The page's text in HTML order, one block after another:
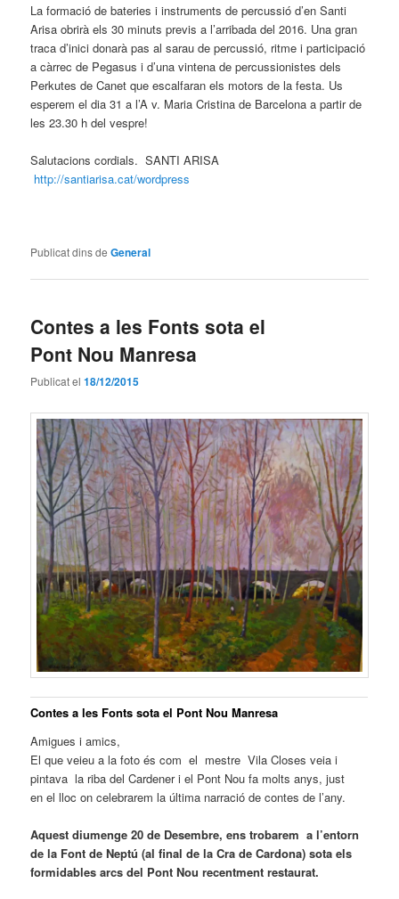
La formació de bateries i instruments de percussió d’en Santi
Arisa obrirà els 30 minuts previs a l’arribada del 2016. Una gran
traca d’inici donarà pas al sarau de percussió, ritme i participació
a càrrec de Pegasus i d’una vintena de percussionistes dels
Perkutes de Canet que escalfaran els motors de la festa. Us
esperem el dia 31 a l’A v. Maria Cristina de Barcelona a partir de
les 23.30 h del vespre!
Salutacions cordials. SANTI ARISA
http://santiarisa.cat/wordpress
Publicat dins de General
Contes a les Fonts sota el
Pont Nou Manresa
Publicat el18/12/2015
Contes a les Fonts sota el Pont Nou Manresa
Amigues i amics,
El que veieu a la foto és com el mestre Vila Closes veia i
pintava la riba del Cardener i el Pont Nou fa molts anys, just
en el lloc on celebrarem la última narració de contes de l’any.
Aquest diumenge 20 de Desembre, ens trobarem a l’entorn
de la Font de Neptú (al final de la Cra de Cardona) sota els
formidables arcs del Pont Nou recentment restaurat.